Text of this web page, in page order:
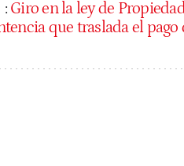
: Giro en la ley de
que traslada el pago